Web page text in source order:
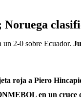
2-0 sobre Ecuador.
roja a Piero
en un cruce